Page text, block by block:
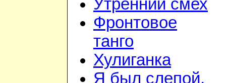
Утренний смех
Фронтовое
танго
Хулиганка
Я был слепой,